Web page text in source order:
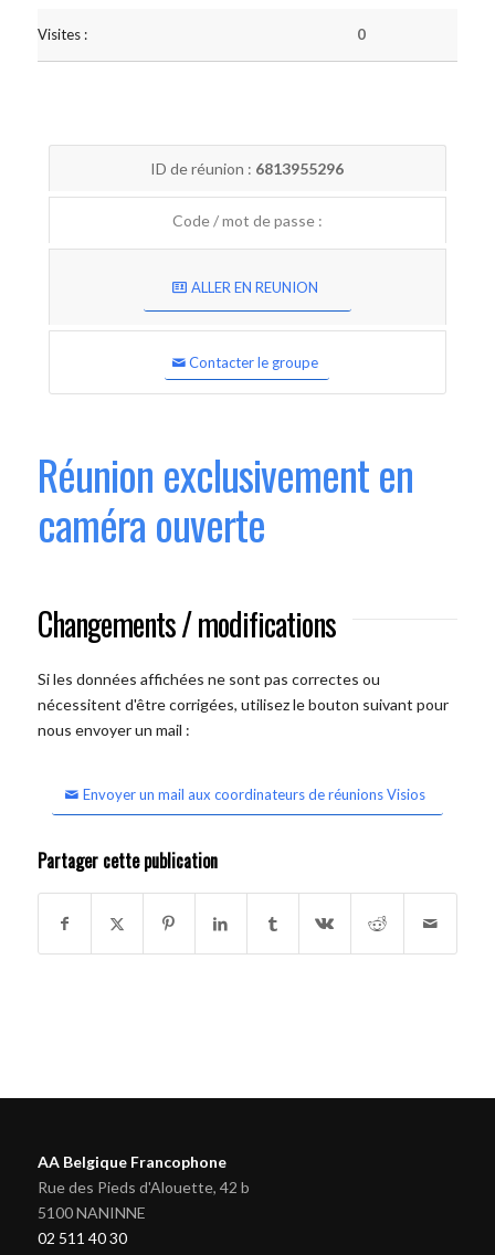
Visites : 0
ID de réunion : 6813955296
Code / mot de passe :
ALLER EN REUNION
Contacter le groupe
Réunion exclusivement en
caméra ouverte
Changements / modifications
Si les données affichées ne sont pas correctes ou
nécessitent d'être corrigées, utilisez le bouton suivant pour
nous envoyer un mail :
Envoyer un mail aux coordinateurs de réunions Visios
Partager cette publication
AA Belgique Francophone
Rue des Pieds d'Alouette, 42 b
5100 NANINNE
02 511 40 30